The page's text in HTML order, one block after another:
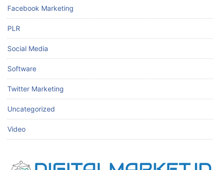
Facebook Marketing
PLR
Social Media
Software
Twitter Marketing
Uncategorized
Video